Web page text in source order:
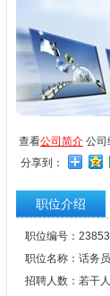
查看公司简介 公司
分享到：
职位介绍
职位编号：23853
职位名称：话务
招聘人数：若干人